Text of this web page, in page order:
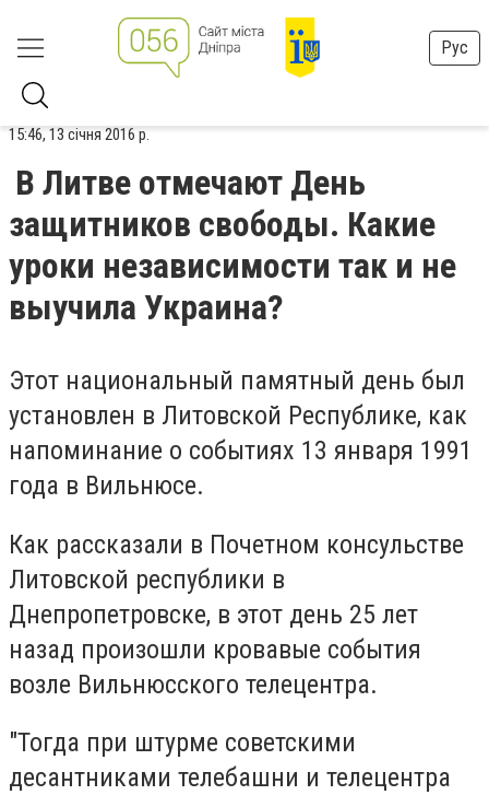
Рус
15:46, 13 січня 2016 р.
В Литве отмечают День
защитников свободы. Какие
уроки независимости так и не
выучила Украина?
Этот национальный памятный день был
установлен в Литовской Республике, как
напоминание о событиях 13 января 1991
года в Вильнюсе.
Как рассказали в Почетном консульстве
Литовской республики в
Днепропетровске, в этот день 25 лет
назад произошли кровавые события
возле Вильнюсского телецентра.
"Тогда при штурме советскими
десантниками телебашни и телецентра